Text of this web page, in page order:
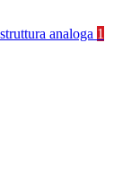
analoga 1